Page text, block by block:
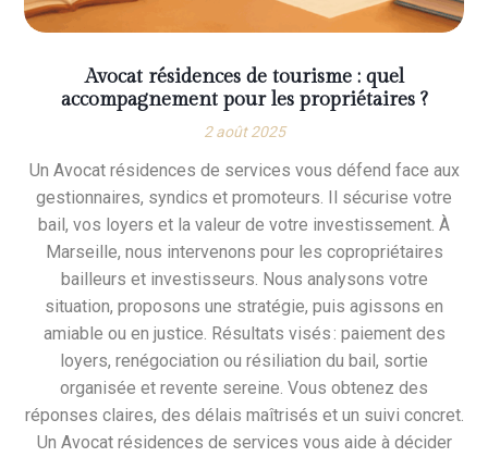
Avocat résidences de tourisme : quel
accompagnement pour les propriétaires ?
2 août 2025
Un Avocat résidences de services vous défend face aux
gestionnaires, syndics et promoteurs. Il sécurise votre
bail, vos loyers et la valeur de votre investissement. À
Marseille, nous intervenons pour les copropriétaires
bailleurs et investisseurs. Nous analysons votre
situation, proposons une stratégie, puis agissons en
amiable ou en justice. Résultats visés : paiement des
loyers, renégociation ou résiliation du bail, sortie
organisée et revente sereine. Vous obtenez des
réponses claires, des délais maîtrisés et un suivi concret.
Un Avocat résidences de services vous aide à décider